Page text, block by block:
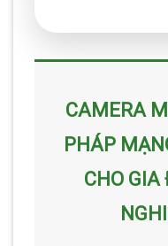
CAMERA
PHÁP
CHO GIA